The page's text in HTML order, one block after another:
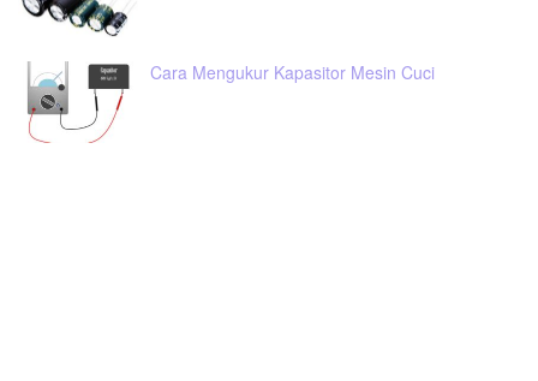
Cara Mengukur Kapasitor Mesin Cuci